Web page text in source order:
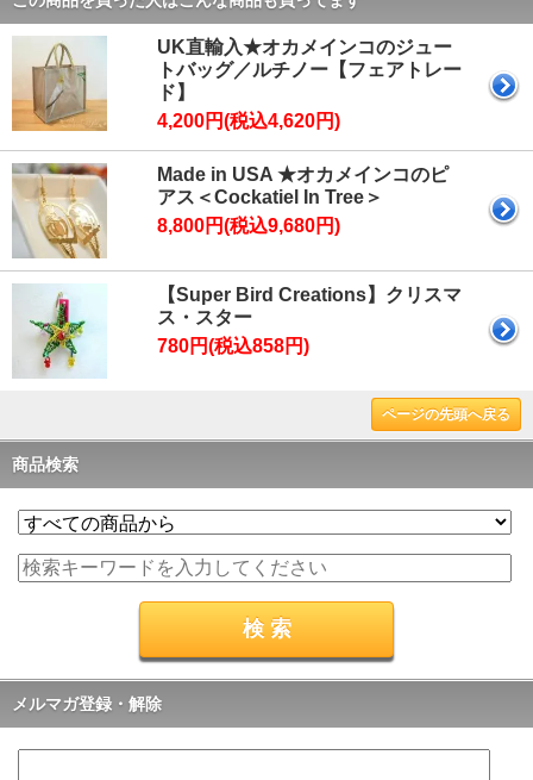
UK直輸入★オカメインコのジュー
トバッグ／ルチノー【フェアトレー
ド】
4,200円(税込4,620円)
Made in USA ★オカメインコのピ
アス＜Cockatiel In Tree＞
8,800円(税込9,680円)
【Super Bird Creations】クリスマ
ス・スター
780円(税込858円)
ページの先頭へ戻る
商品検索
メルマガ登録・解除